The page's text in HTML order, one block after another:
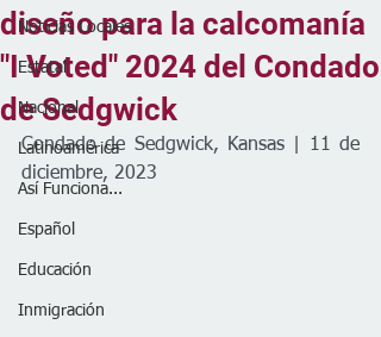
Noticias Locales
Estatal
Nacional
Latinoamérica
Así Funciona...
Español
Educación
Inmigración
diseño para la calcomanía
"I Voted" 2024 del Condado
de Sedgwick
Condado de Sedgwick, Kansas | 11 de
diciembre, 2023